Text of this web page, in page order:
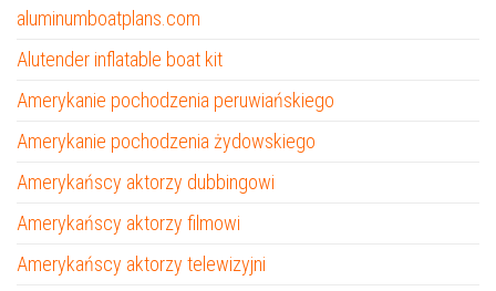
aluminumboatplans.com
Alutender inflatable boat kit
Amerykanie pochodzenia peruwiańskiego
Amerykanie pochodzenia żydowskiego
Amerykańscy aktorzy dubbingowi
Amerykańscy aktorzy filmowi
Amerykańscy aktorzy telewizyjni